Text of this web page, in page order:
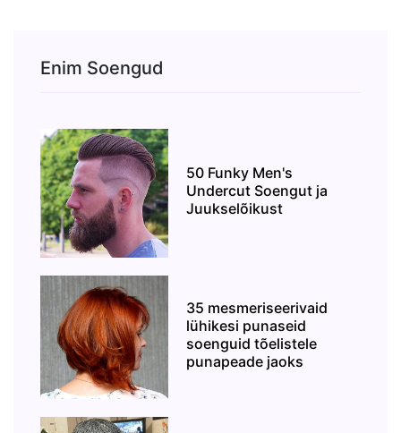
Enim Soengud
50 Funky Men's
Undercut Soengut ja
Juukselõikust
35 mesmeriseerivaid
lühikesi punaseid
soenguid tõelistele
punapeade jaoks